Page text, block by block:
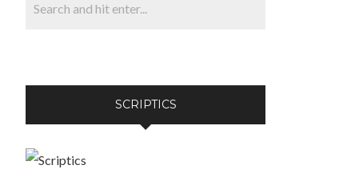
SCRIPTICS